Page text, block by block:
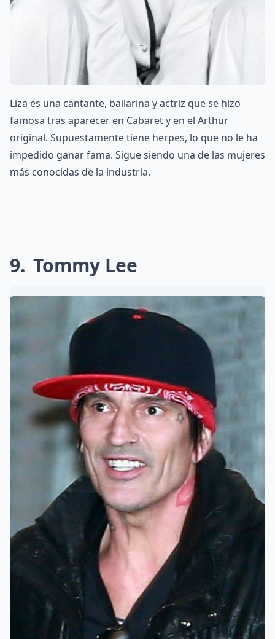
Liza es una cantante, bailarina y actriz que se hizo
famosa tras aparecer en Cabaret y en el Arthur
original. Supuestamente tiene herpes, lo que no le ha
impedido ganar fama. Sigue siendo una de las mujeres
más conocidas de la industria.
9 Tommy Lee